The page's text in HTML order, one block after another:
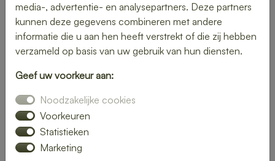
Lunch bezorgen in
Aalsmeerderbrug – smaakvol
en gemakkelijk
in Aalsmeerderbrug en geniet van verse gerechten op jouw
gewenste locatie. Van kleurrijke salades tot knapperige
broodjes – wij bezorgen jouw lunch vers en op tijd.
Plaats eenvoudig je bestelling online en laat je verrassen
media-, advertentie- en analysepartners. Deze partners
kunnen deze gegevens combineren met andere
informatie die u aan hen heeft verstrekt of die zij hebben
verzameld op basis van uw gebruik van hun diensten.
Geef uw voorkeur aan:
Noodzakelijke cookies
Voorkeuren
Statistieken
Marketing